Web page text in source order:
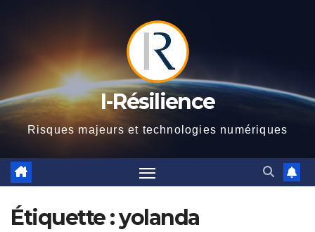
I-Résilience
Risques majeurs et technologies numériques
Étiquette :yolanda